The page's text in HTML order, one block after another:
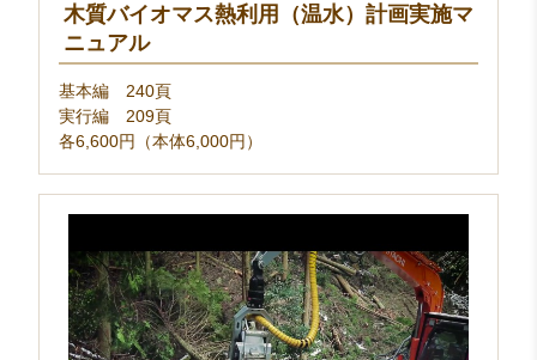
木質バイオマス熱利用（温水）計画実施マ
ニュアル
基本編 240頁
実行編 209頁
各6,600円（本体6,000円）